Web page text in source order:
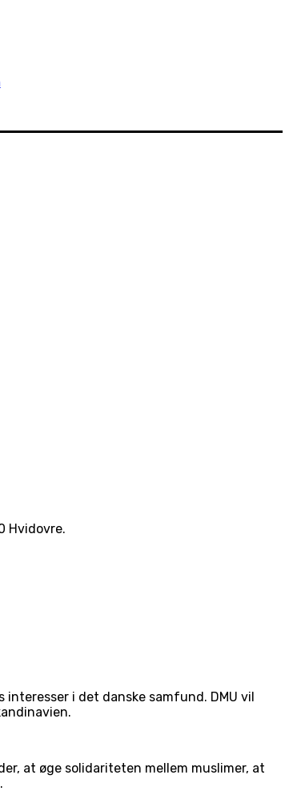
Hvidovre.
i det danske samfund. DMU vil
at øge solidariteten mellem muslimer, at